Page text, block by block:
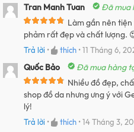
Tran Manh Tuan
Đã mua
Làm gần nên
phảm rất đẹp và chất lượng.
Trả lời • thích •11 Tháng 6,
Quốc Bảo
Đã mua hàng
Nhiều đồ đẹp,
shop đồ da nhưng ưng ý với
lý!
Trả lời • thích •14 Tháng 3,